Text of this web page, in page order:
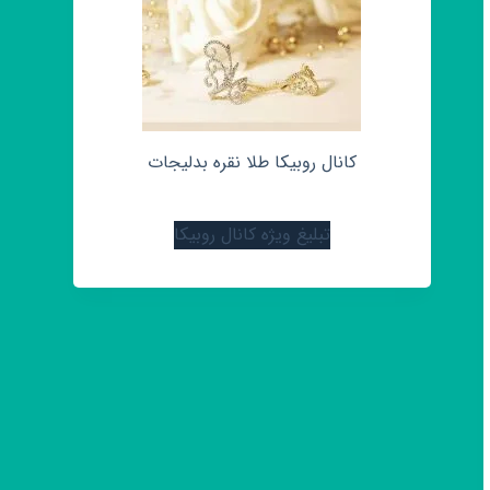
کانال روبیکا طلا نقره بدلیجات
تبلیغ ویژه کانال روبیکا